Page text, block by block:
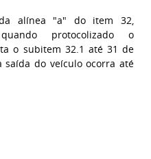
alínea "a" do item 32,
protocolizado o
o subitem 32.1 até 31 de
saída do veículo ocorra até